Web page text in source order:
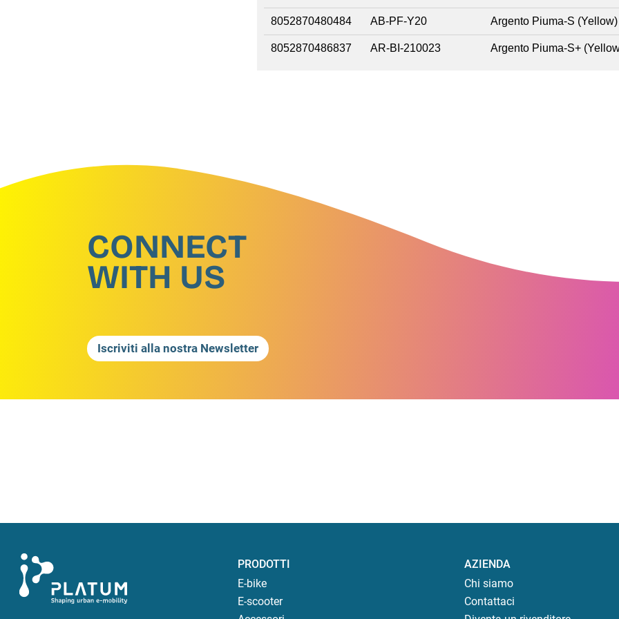
8052870480484 AB-PF-Y20 Argento Piuma-S (Yellow)
8052870486837 AR-BI-210023 Argento Piuma-S+
CONNECT
WITH US
Iscriviti alla nostra Newsletter
PRODOTTI
E-bike
E-scooter
AZIENDA
Chi siamo
Contattaci